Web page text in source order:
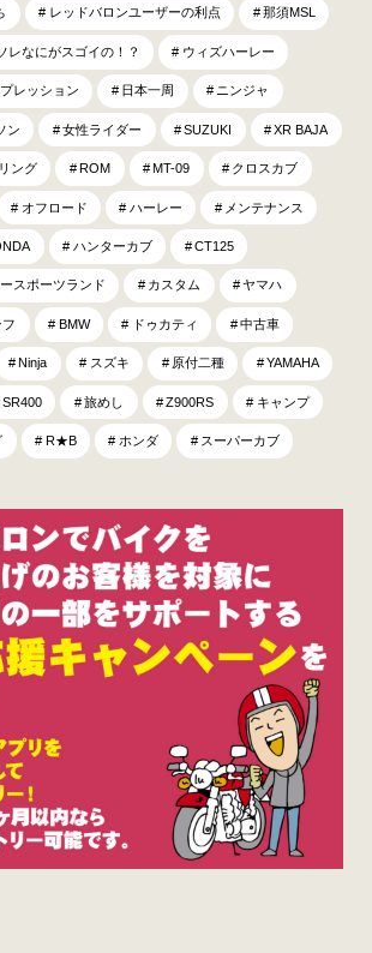
レッドバロンユーザーの利点 那須MSL
レなにがスゴイの！？ ウィズハーレー
レッション 日本一周 ニンジャ
ン 女性ライダー SUZUKI XR BAJA
ング ROM MT-09 クロスカブ
オフロード ハーレー メンテナンス
ハンターカブ CT125
スポーツランド カスタム ヤマハ
フ BMW ドゥカティ 中古車
Ninja スズキ 原付二種 YAMAHA
SR400 旅めし Z900RS キャンプ
R★B ホンダ スーパーカブ